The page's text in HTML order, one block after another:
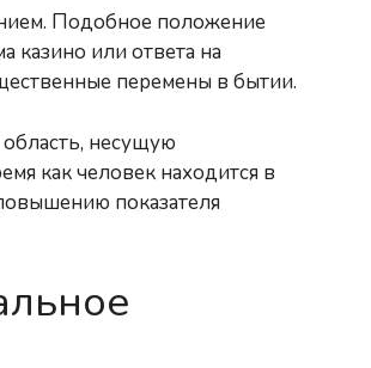
Подобное положение
казино или ответа на
перемены в бытии.
несущую
как человек находится в
показателя